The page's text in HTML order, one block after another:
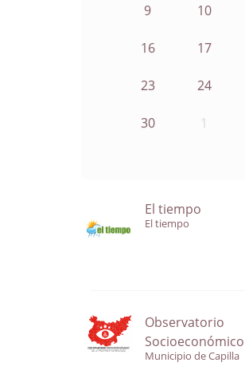
9 10
16 17
23 24
30 1
El tiempo
El tiempo
Observatorio
Socioeconómico
Municipio de Capilla